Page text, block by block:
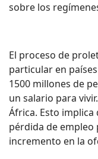
sobre los
El proceso de
particular en
1500 millones de
un salario para
África. Esto implica
pérdida de
incremento en la